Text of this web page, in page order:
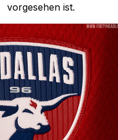
vorgesehen ist.